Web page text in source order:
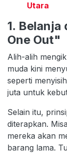
Utara
1.
One Out"
Alih-alih
muda kini
seperti
juta untuk
Selain itu,
diterapkan.
mereka akan
barang lama.